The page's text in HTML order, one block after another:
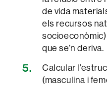
de vida
els recursos
socioeconòmic)
que se’n deriva.
Calcular
(masculina i